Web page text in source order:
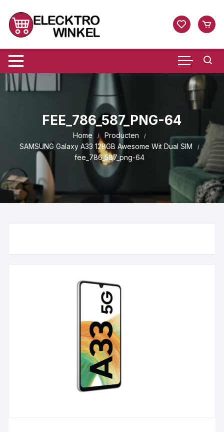
naar
inhoud
FEE_786_587_PNG-64
Home
Producten
SAMSUNG Galaxy A33 128GB Awesome Wit Dual SIM
fee_786_587_png-64